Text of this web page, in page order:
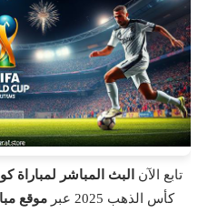
تابع الآن البث المباشر لمباراة
كأس الذهب 2025 عبر
موقع